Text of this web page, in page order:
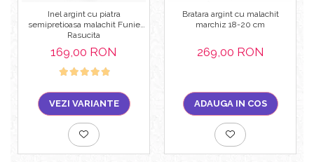
Inel argint cu piatra
semipretioasa malachit Funie
Rasucita
169,00 RON
VEZI VARIANTE
Bratara argint cu malachit
marchiz 18-20 cm
269,00 RON
ADAUGA IN COS